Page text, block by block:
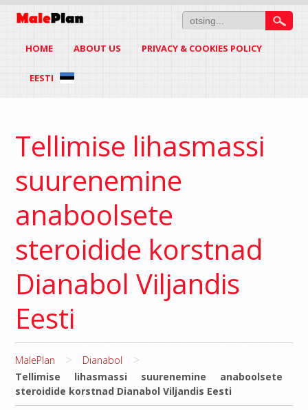
HOME ABOUT US PRIVACY & COOKIES POLICY
EESTI
Tellimise lihasmassi
suurenemine
anaboolsete
steroidide korstnad
Dianabol Viljandis
Eesti
MalePlan > Dianabol >
Tellimise lihasmassi suurenemine anaboolsete
steroidide korstnad Dianabol Viljandis Eesti